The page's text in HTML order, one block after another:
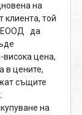
на
клиента, той
ЕООД да
цена,
в цените,
същите
на